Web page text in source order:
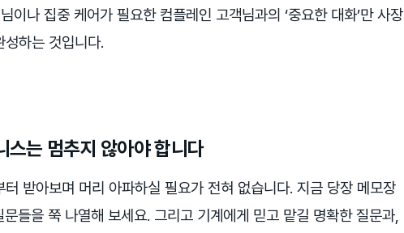
나 집중 케어가 필요한 컴플레인 고객님과의 ‘중요한 대화’만 사장
하는 것입니다.
스는 멈추지 않아야 합니다
받아보며 머리 아파하실 필요가 전혀 없습니다. 지금 당장 메모장
들을 쭉 나열해 보세요. 그리고 기계에게 믿고 맡길 명확한 질문과,